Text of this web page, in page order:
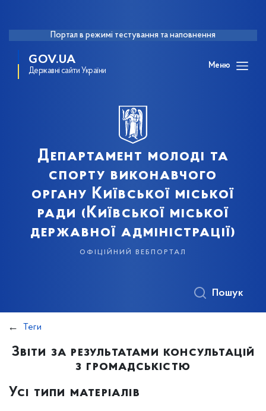
Портал в режимі тестування та наповнення
GOV.UA
Державні сайти України
Меню
Департамент молоді та
спорту виконавчого
органу Київської міської
ради (Київської міської
державної адміністрації)
офіційний вебпортал
Пошук
Теги
Звіти за результатами консультацій
з громадськістю
Усі типи матеріалів